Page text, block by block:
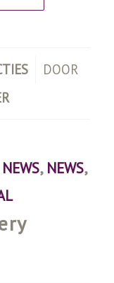
DOOR
NEWS, NEWS,